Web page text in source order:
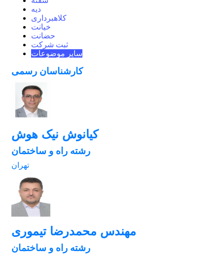
دیه
کلاهبرداری
خیانت
حضانت
ثبت شرکت
سایر موضوعات
کارشناسان رسمی
کیانوش نیک هوش
رشته راه و ساختمان
تهران
مهندس محمدرضا تیموری
رشته راه و ساختمان